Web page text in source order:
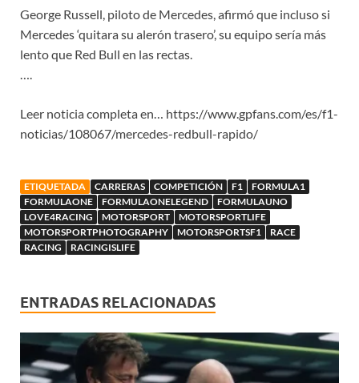
George Russell, piloto de Mercedes, afirmó que incluso si
Mercedes ‘quitara su alerón trasero’, su equipo sería más
lento que Red Bull en las rectas.
….
Leer noticia completa en… https://www.gpfans.com/es/f1-
noticias/108067/mercedes-redbull-rapido/
ETIQUETADA CARRERAS COMPETICIÓN F1
FORMULA1
FORMULAONE
FORMULAONELEGEND
FORMULAUNO
LOVE4RACING
MOTORSPORT
MOTORSPORTLIFE
MOTORSPORTPHOTOGRAPHY
MOTORSPORTSF1
RACE
RACING
RACINGISLIFE
ENTRADAS RELACIONADAS